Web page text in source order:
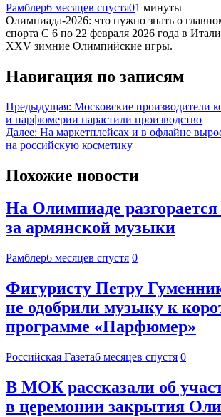
Рамблер6 месяцев спустя01 минуты
Олимпиада-2026: что нужно знать о
спорта С 6 по 22 февраля 2026 года в
XXV зимние Олимпийские игры.
Навигация по записям
Предыдущая: Московские производители
и парфюмерии нарастили производство
Далее: На маркетплейсах и в офлайне
на российскую косметику
Похожие новости
На Олимпиаде разгорается
за армянской музыки
Рамблер6 месяцев спустя 0
Фигуристу Петру
не одобрили музыку к
программе «Парфюмер»
Российская Газета6 месяцев спустя 0
В МОК рассказали об
в церемонии закрытия